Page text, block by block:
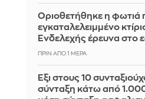
Οριοθετήθηκε η φωτιά
εγκαταλελειμμένο
Ενδελεχής έρευνα στο
ΠΡΙΝ ΑΠΌ 1 ΜΈΡΑ
Έξι στους 10
σύνταξη κάτω από